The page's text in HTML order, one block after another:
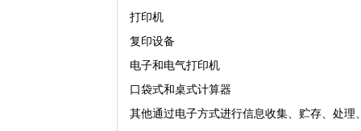
打印机
复印设备
电子和电气打印机
口袋式和桌式计算器
其他通过电子方式进行信息收集、贮存、处理